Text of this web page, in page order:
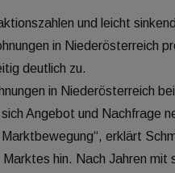
und leicht
in Niederösterreich
deutlich zu.
in Niederösterreich bei
Angebot und Nachfrage
erklärt
hin. Nach Jahren mit